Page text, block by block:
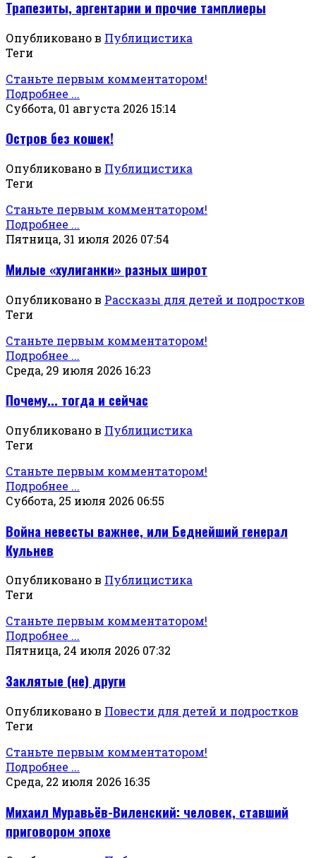
Трапезиты, аргентарии и прочие тамплиеры
Опубликовано в Публицистика
Теги
Станьте первым комментатором!
Подробнее ...
Суббота, 01 августа 2026 15:14
Остров без кошек!
Опубликовано в Публицистика
Теги
Станьте первым комментатором!
Подробнее ...
Пятница, 31 июля 2026 07:54
Милые «хулиганки» разных широт
Опубликовано в Рассказы для детей и подростков
Теги
Станьте первым комментатором!
Подробнее ...
Среда, 29 июля 2026 16:23
Почему... тогда и сейчас
Опубликовано в Публицистика
Теги
Станьте первым комментатором!
Подробнее ...
Суббота, 25 июля 2026 06:55
Война невесты важнее, или Беднейший генерал
Кульнев
Опубликовано в Публицистика
Теги
Станьте первым комментатором!
Подробнее ...
Пятница, 24 июля 2026 07:32
Заклятые (не) други
Опубликовано в Повести для детей и подростков
Теги
Станьте первым комментатором!
Подробнее ...
Среда, 22 июля 2026 16:35
Михаил Муравьёв-Виленский: человек, ставший
приговором эпохе